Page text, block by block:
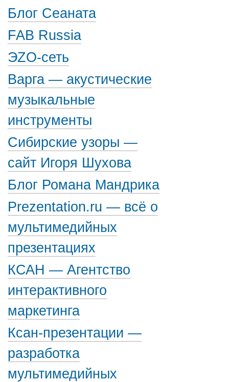
Блог Сеаната
FAB Russia
ЭZО-сеть
Варга — акустические
музыкальные
инструменты
Сибирские узоры —
сайт Игоря Шухова
Блог Романа Мандрика
Prezentation.ru — всё о
мультимедийных
презентациях
КСАН — Агентство
интерактивного
маркетинга
Ксан-презентации —
разработка
мультимедийных